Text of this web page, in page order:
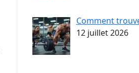
Comment
12 juillet 2026